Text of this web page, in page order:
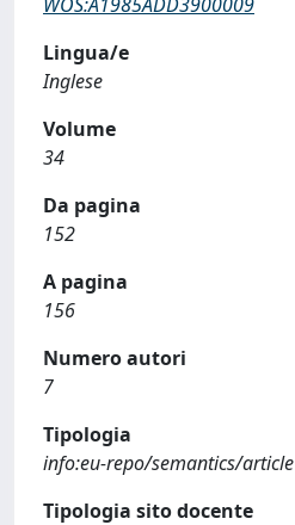
Lingua/e
Inglese
Volume
34
Da pagina
152
A pagina
156
Numero autori
7
Tipologia
info:eu-repo/semantics/article
Tipologia sito docente